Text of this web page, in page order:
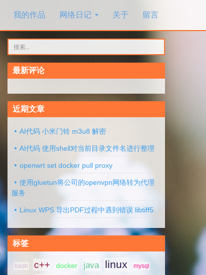
我的作品 网络日记 关于 留言
索：
最新评论
近期文章
AI代码 小米门铃 m3u8 解密
AI代码 使用shell对当前目录文件名进行整理
openwrt set docker pull proxy
使用gluetun将公司的openvpn网络转为代理
服务
Linux WPS 导出PDF过程中遇到错误 libtiff5
标签
bash c++ docker java linux mysql